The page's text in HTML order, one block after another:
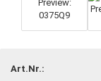
Art.Nr.: